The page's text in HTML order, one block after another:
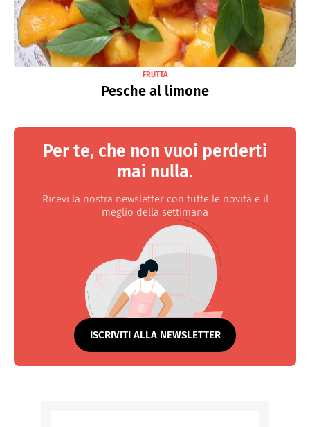
FRUTTA
Pesche al limone
Per te, che non vuoi perderti
mai nulla.
Ricevi la nostra newsletter con tutte le novità e il
meglio della settimana
ISCRIVITI ALLA NEWSLETTER